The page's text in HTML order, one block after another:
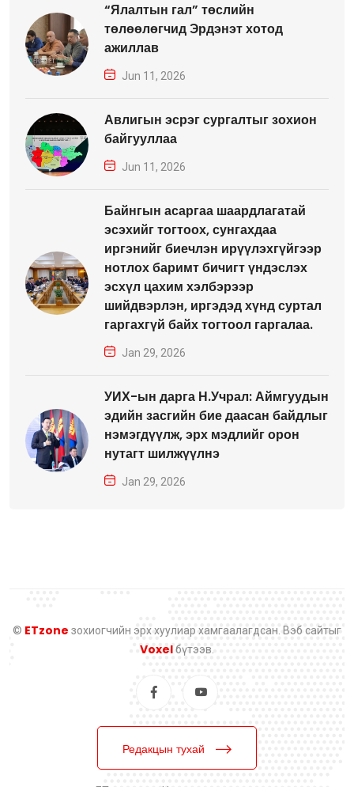
“Ялалтын гал” төслийн
төлөөлөгчид Эрдэнэт хотод
ажиллав
Jun 11, 2026
Авлигын эсрэг сургалтыг зохион
байгууллаа
Jun 11, 2026
Байнгын асаргаа шаардлагатай
эсэхийг тогтоох, сунгахдаа
иргэнийг биечлэн ирүүлэхгүйгээр
нотлох баримт бичигт үндэслэх
эсхүл цахим хэлбэрээр
шийдвэрлэн, иргэдэд хүнд суртал
гаргахгүй байх тогтоол гаргалаа.
Jan 29, 2026
УИХ-ын дарга Н.Учрал: Аймгуудын
эдийн засгийн бие даасан байдлыг
нэмэгдүүлж, эрх мэдлийг орон
нутагт шилжүүлнэ
Jan 29, 2026
© ETzone зохиогчийн эрх хуулиар хамгаалагдсан. Вэб сайтыг
Voxelбүтээв.
Редакцын тухай